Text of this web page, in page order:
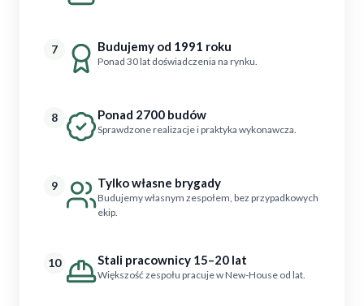
7 Budujemy od 1991 roku
Ponad 30 lat doświadczenia na rynku.
8 Ponad 2700 budów
Sprawdzone realizacje i praktyka wykonawcza.
9 Tylko własne brygady
Budujemy własnym zespołem, bez przypadkowych
ekip.
10 Stali pracownicy 15–20 lat
Większość zespołu pracuje w New-House od lat.